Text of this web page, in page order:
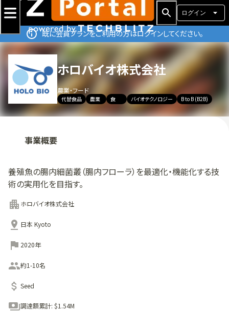
ログイン
既に会員プランをご利用の方はログインしてください。
ホロバイオ株式会社
農業・フード
代替食品 農業 食 バイオテクノロジー B to B (B2B)
事業概要
養殖魚の腸内細菌叢（腸内フローラ）を最適化・機能化する技
術の実用化を目指す。
ホロバイオ株式会社
日本 Kyoto
2020年
約1-10名
Seed
調達額累計: $1.54M